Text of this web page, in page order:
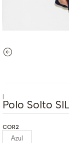
|
Polo Solto
COR2
Azul